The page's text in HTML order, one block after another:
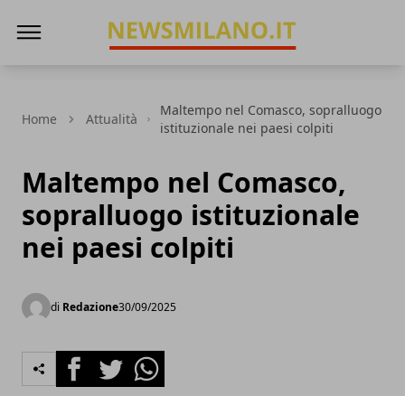
Home Attualità
Maltempo nel Comasco, sopralluogo
istituzionale nei paesi colpiti
Maltempo nel Comasco,
sopralluogo istituzionale
nei paesi colpiti
di Redazione30/09/2025
FacebookTwitterWhatsapp